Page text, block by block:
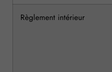
Règlement intérieur